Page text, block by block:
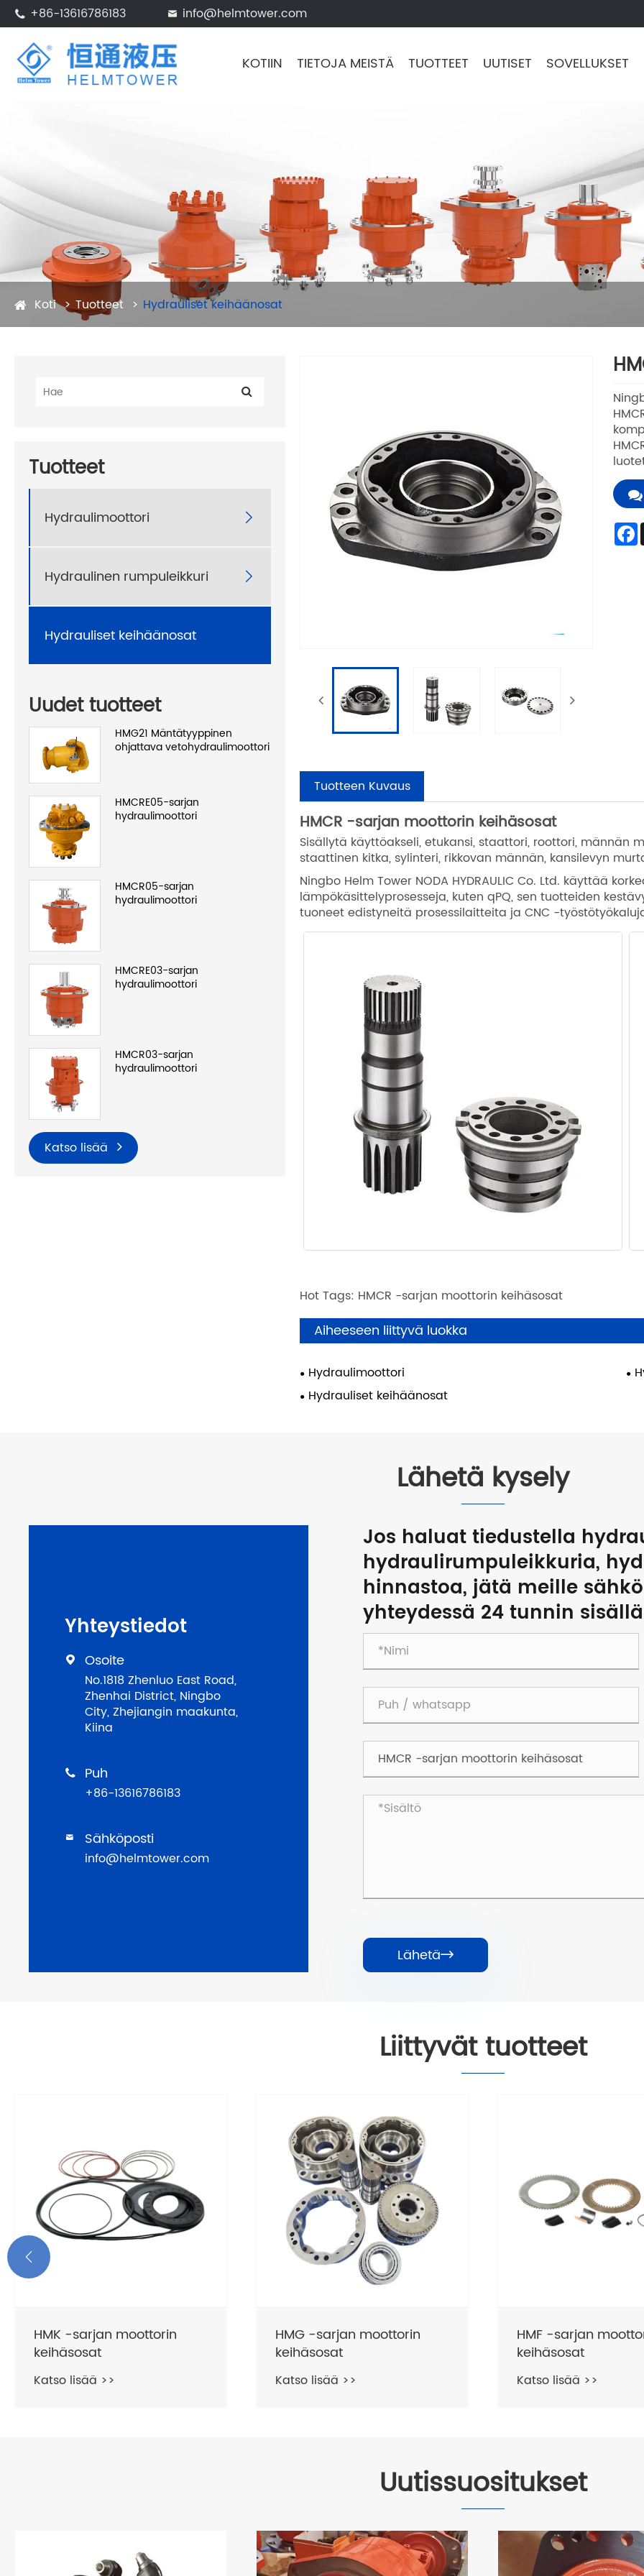
 +86-13616786183  info@helmtower.com
KOTIIN TIETOJA MEISTÄ TUOTTEET UUTISET SOVELLUKSET
Koti Tuotteet Hydrauliset keihäänosat
Tuotteet
Hydraulimoottori 
Hydraulinen rumpuleikkuri 
Hydrauliset keihäänosat
Uudet tuotteet
HMG21 Mäntätyyppinen
ohjattava vetohydraulimoottori
HMCRE05-sarjan
hydraulimoottori
HMCR05-sarjan
hydraulimoottori
HMCRE03-sarjan
hydraulimoottori
HMCR03-sarjan
hydraulimoottori
Katso lisää
Tuotteen Kuvaus
HMCR -sarjan moottorin keihäsosat
Sisällytä käyttöakseli, etukansi, staattori, roottori, männän
staattinen kitka, sylinteri, rikkovan männän, kansilevyn
Ningbo Helm Tower NODA HYDRAULIC Co. Ltd. käyttää
lämpökäsittelyprosesseja, kuten qPQ, sen tuotteiden
tuoneet edistyneitä prosessilaitteita ja CNC -
Hot Tags: HMCR -sarjan moottorin keihäsosat
Aiheeseen liittyvä luokka
Hydraulimoottori
Hydrauliset keihäänosat
Lähetä kysely
Yhteystiedot
 Osoite
No.1818 Zhenluo East Road,
Zhenhai District, Ningbo
City, Zhejiangin maakunta,
Kiina
 Puh
+86-13616786183
 Sähköposti
info@helmtower.com
Jos haluat tiedustella
hydraulirumpuleikkuria,
hinnastoa, jätä meille
yhteydessä 24 tunnin
Lähetä
Liittyvät tuotteet
HMS -sarjan moottorin
keihäsosat
Katso lisää >>
HMHP -sarjan moottorin
keihäsosat
Katso lisää >>
HMK -sarjan
keihäsosat
Katso lisää >>

Uutissuositukset